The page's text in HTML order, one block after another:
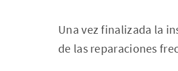
Una vez finalizada la
de las reparaciones